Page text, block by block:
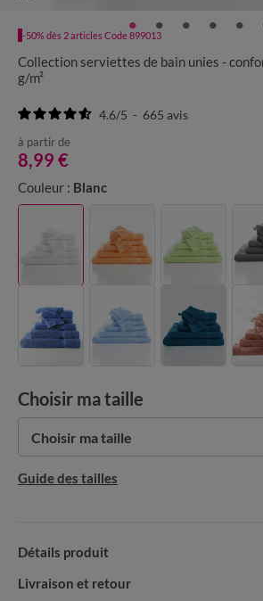
-50% dès 2 articles Code 899013
Collection serviettes de bain unies -
g/m²
4.6/5 - 665 avis
à partir de
8,99 €
Couleur : Blanc
Choisir ma taille
Choisir ma taille
Guide des tailles
Détails produit
Livraison et retour